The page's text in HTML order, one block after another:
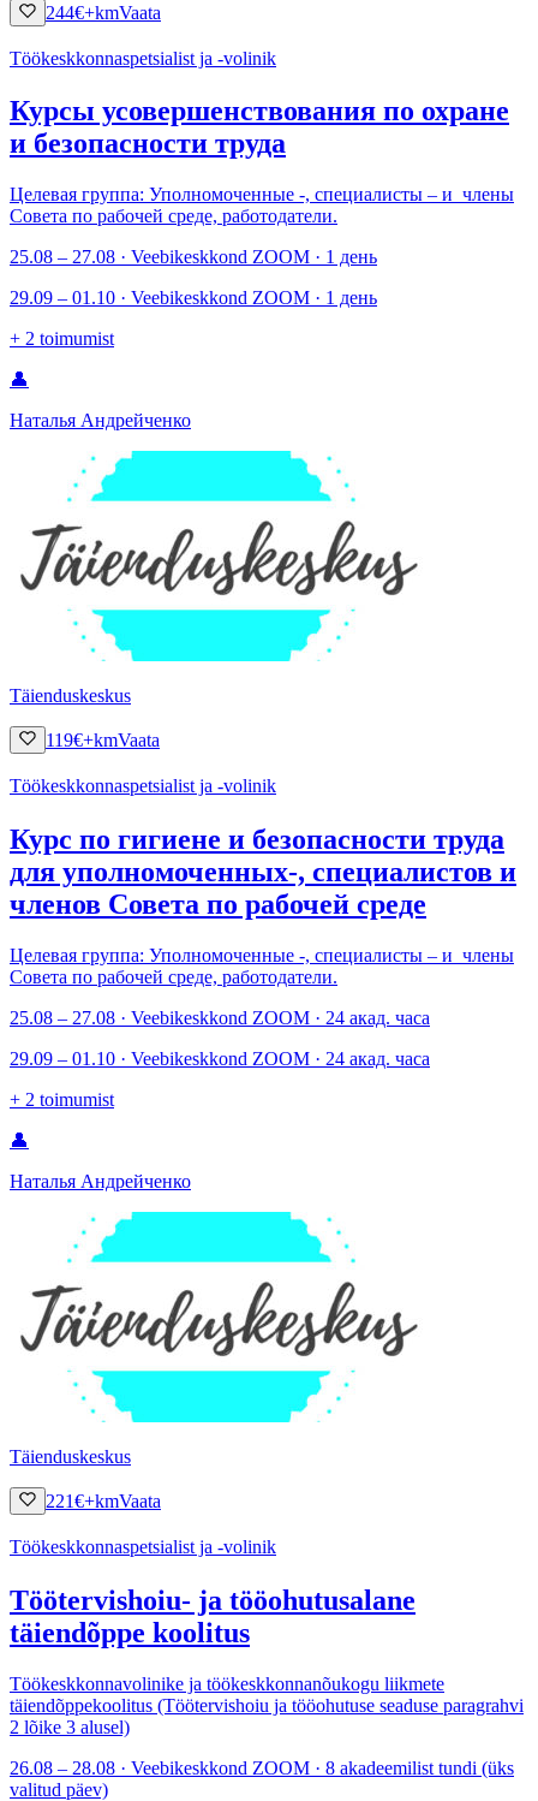
244€+kmVaata
Töökeskkonnaspetsialist ja -volinik
Курсы усовершенствования по охране
и безопасности труда
Целевая группа: Уполномоченные -, специалисты – и члены
Совета по рабочей среде, работодатели.
25.08 – 27.08 · Veebikeskkond ZOOM · 1 день
29.09 – 01.10 · Veebikeskkond ZOOM · 1 день
+ 2 toimumist
👤
Наталья Андрейченко
Täienduskeskus
119€+kmVaata
Töökeskkonnaspetsialist ja -volinik
Курс по гигиене и безопасности труда
для уполномоченных-, специалистов и
членов Совета по рабочей среде
Целевая группа: Уполномоченные -, специалисты – и члены
Совета по рабочей среде, работодатели.
25.08 – 27.08 · Veebikeskkond ZOOM · 24 акад. часа
29.09 – 01.10 · Veebikeskkond ZOOM · 24 акад. часа
+ 2 toimumist
👤
Наталья Андрейченко
Täienduskeskus
221€+kmVaata
Töökeskkonnaspetsialist ja -volinik
Töötervishoiu- ja tööohutusalane
täiendõppe koolitus
Töökeskkonnavolinike ja töökeskkonnanõukogu liikmete
täiendõppekoolitus (Töötervishoiu ja tööohutuse seaduse paragrahvi
2 lõike 3 alusel)
26.08 – 28.08 · Veebikeskkond ZOOM · 8 akadeemilist tundi (üks
valitud päev)